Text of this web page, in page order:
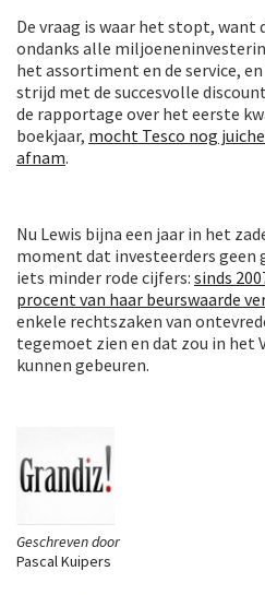
Geschreven door
Pascal Kuipers
De vraag is waar het stopt,
ondanks alle
het assortiment en de service,
strijd met de succesvolle
de rapportage over het eerste
boekjaar, mocht Tesco nog
afnam.
Nu Lewis bijna een jaar in het
moment dat investeerders geen
iets minder rode cijfers: sinds
procent van haar beurswaarde
enkele rechtszaken van
tegemoet zien en dat zou in het
kunnen gebeuren.